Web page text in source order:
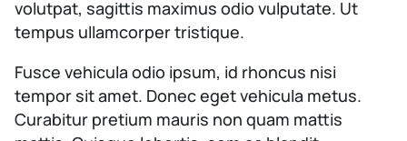
volutpat, sagittis maximus odio vulputate. Ut
tempus ullamcorper tristique.
Fusce vehicula odio ipsum, id rhoncus nisi
tempor sit amet. Donec eget vehicula metus.
Curabitur pretium mauris non quam mattis